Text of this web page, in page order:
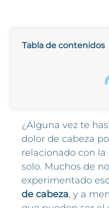
Tabla de contenidos
¿Alguna vez te
dolor de cabeza
relacionado con la
solo. Muchos de
experimentado
de cabeza, y a